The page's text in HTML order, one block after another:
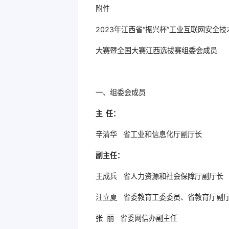
附件
2023年江西省“振兴杯”工业互联网安全技
大赛暨全国大赛江西选拔赛组委会成员
一、组委会成员
主 任：
辛清华 省工业和信息化厅副厅长
副主任：
王成兵 省人力资源和社会保障厅副厅长
汪立夏 省委教育工委委员、省教育厅副
张 丽 省委网信办副主任